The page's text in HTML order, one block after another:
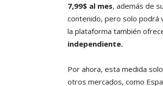
7,99$ al mes, además de
contenido, pero solo podrá
la plataforma también
independiente.
Por ahora, esta medida
otros mercados, como